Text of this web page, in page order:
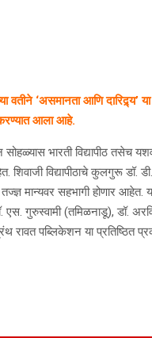
वतीने ‘असमानता आणि दारिद्र्य’
आला आहे.
भारती विद्यापीठ तसेच
विद्यापीठाचे कुलगुरू डॉ.
मान्यवर सहभागी होणार आहेत.
गुरुस्वामी (तमिळनाडू), डॉ.
रावत पब्लिकेशन या प्रतिष्ठित